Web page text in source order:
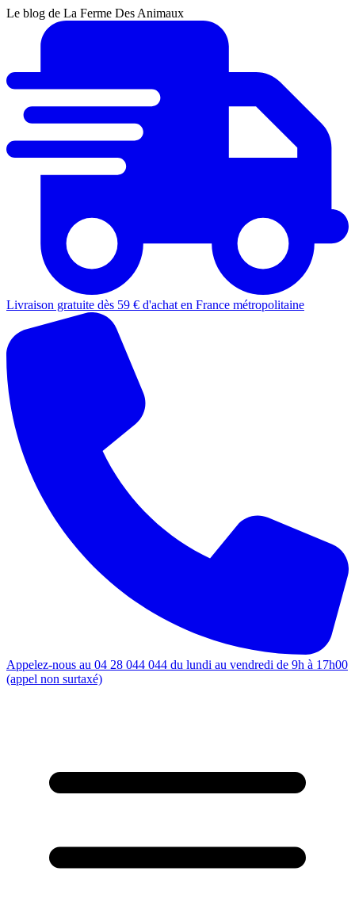
Le blog de La Ferme Des Animaux
Livraison gratuite dès 59 € d'achat en France métropolitaine
Appelez-nous au 04 28 044 044 du lundi au vendredi de 9h à 17h00
(appel non surtaxé)